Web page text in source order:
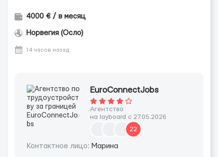
4000 € / в месяц
Норвегия (Осло)
14 часов назад
EuroConnectJobs
Агентство
на layboard с 27.05.2026
22
Контактное лицо: Марина